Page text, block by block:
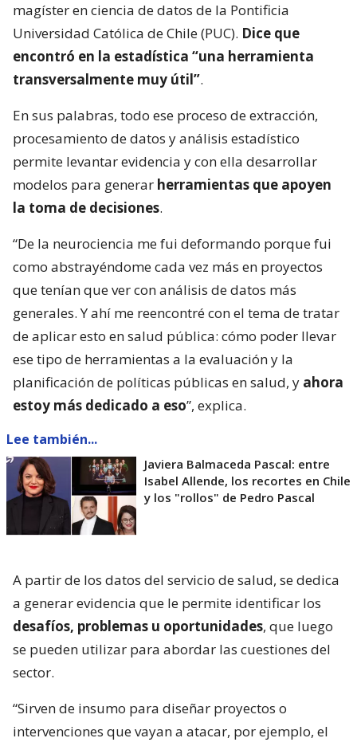
magíster en ciencia de datos de la Pontificia
Universidad Católica de Chile (PUC). Dice que
encontró en la estadística “una herramienta
transversalmente muy útil”.
En sus palabras, todo ese proceso de extracción,
procesamiento de datos y análisis estadístico
permite levantar evidencia y con ella desarrollar
modelos para generar herramientas que apoyen
la toma de decisiones.
“De la neurociencia me fui deformando porque fui
como abstrayéndome cada vez más en proyectos
que tenían que ver con análisis de datos más
generales. Y ahí me reencontré con el tema de tratar
de aplicar esto en salud pública: cómo poder llevar
ese tipo de herramientas a la evaluación y la
planificación de políticas públicas en salud, y ahora
estoy más dedicado a eso”, explica.
Lee también...
Javiera Balmaceda Pascal: entre
Isabel Allende, los recortes en Chile
y los "rollos" de Pedro Pascal
A partir de los datos del servicio de salud, se dedica
a generar evidencia que le permite identificar los
desafíos, problemas u oportunidades, que luego
se pueden utilizar para abordar las cuestiones del
sector.
“Sirven de insumo para diseñar proyectos o
intervenciones que vayan a atacar, por ejemplo, el